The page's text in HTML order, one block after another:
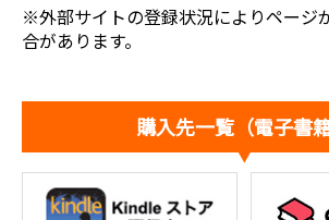
※外部サイトの登録状況によりページ
合があります。
購入先一覧（電子書籍